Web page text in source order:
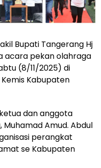
Bupati Tangerang Hj
acara pekan olahraga
(8/11/2025) di
Kabupaten
dan anggota
Muhamad Amud. Abdul
perangkat
se Kabupaten